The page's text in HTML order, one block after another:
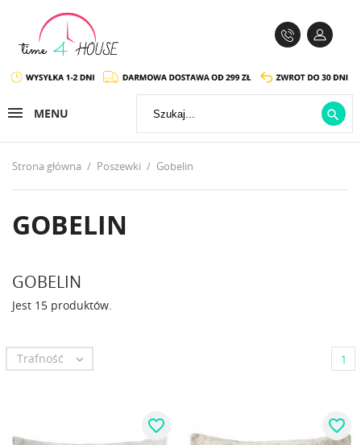
MENU 
Strona główna Poszewki Gobelin
GOBELIN
GOBELIN
Jest 15 produktów.
Trafność  1
favorite_border favorite_border